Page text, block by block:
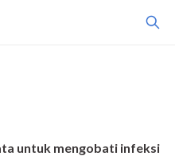
untuk mengobati infeksi